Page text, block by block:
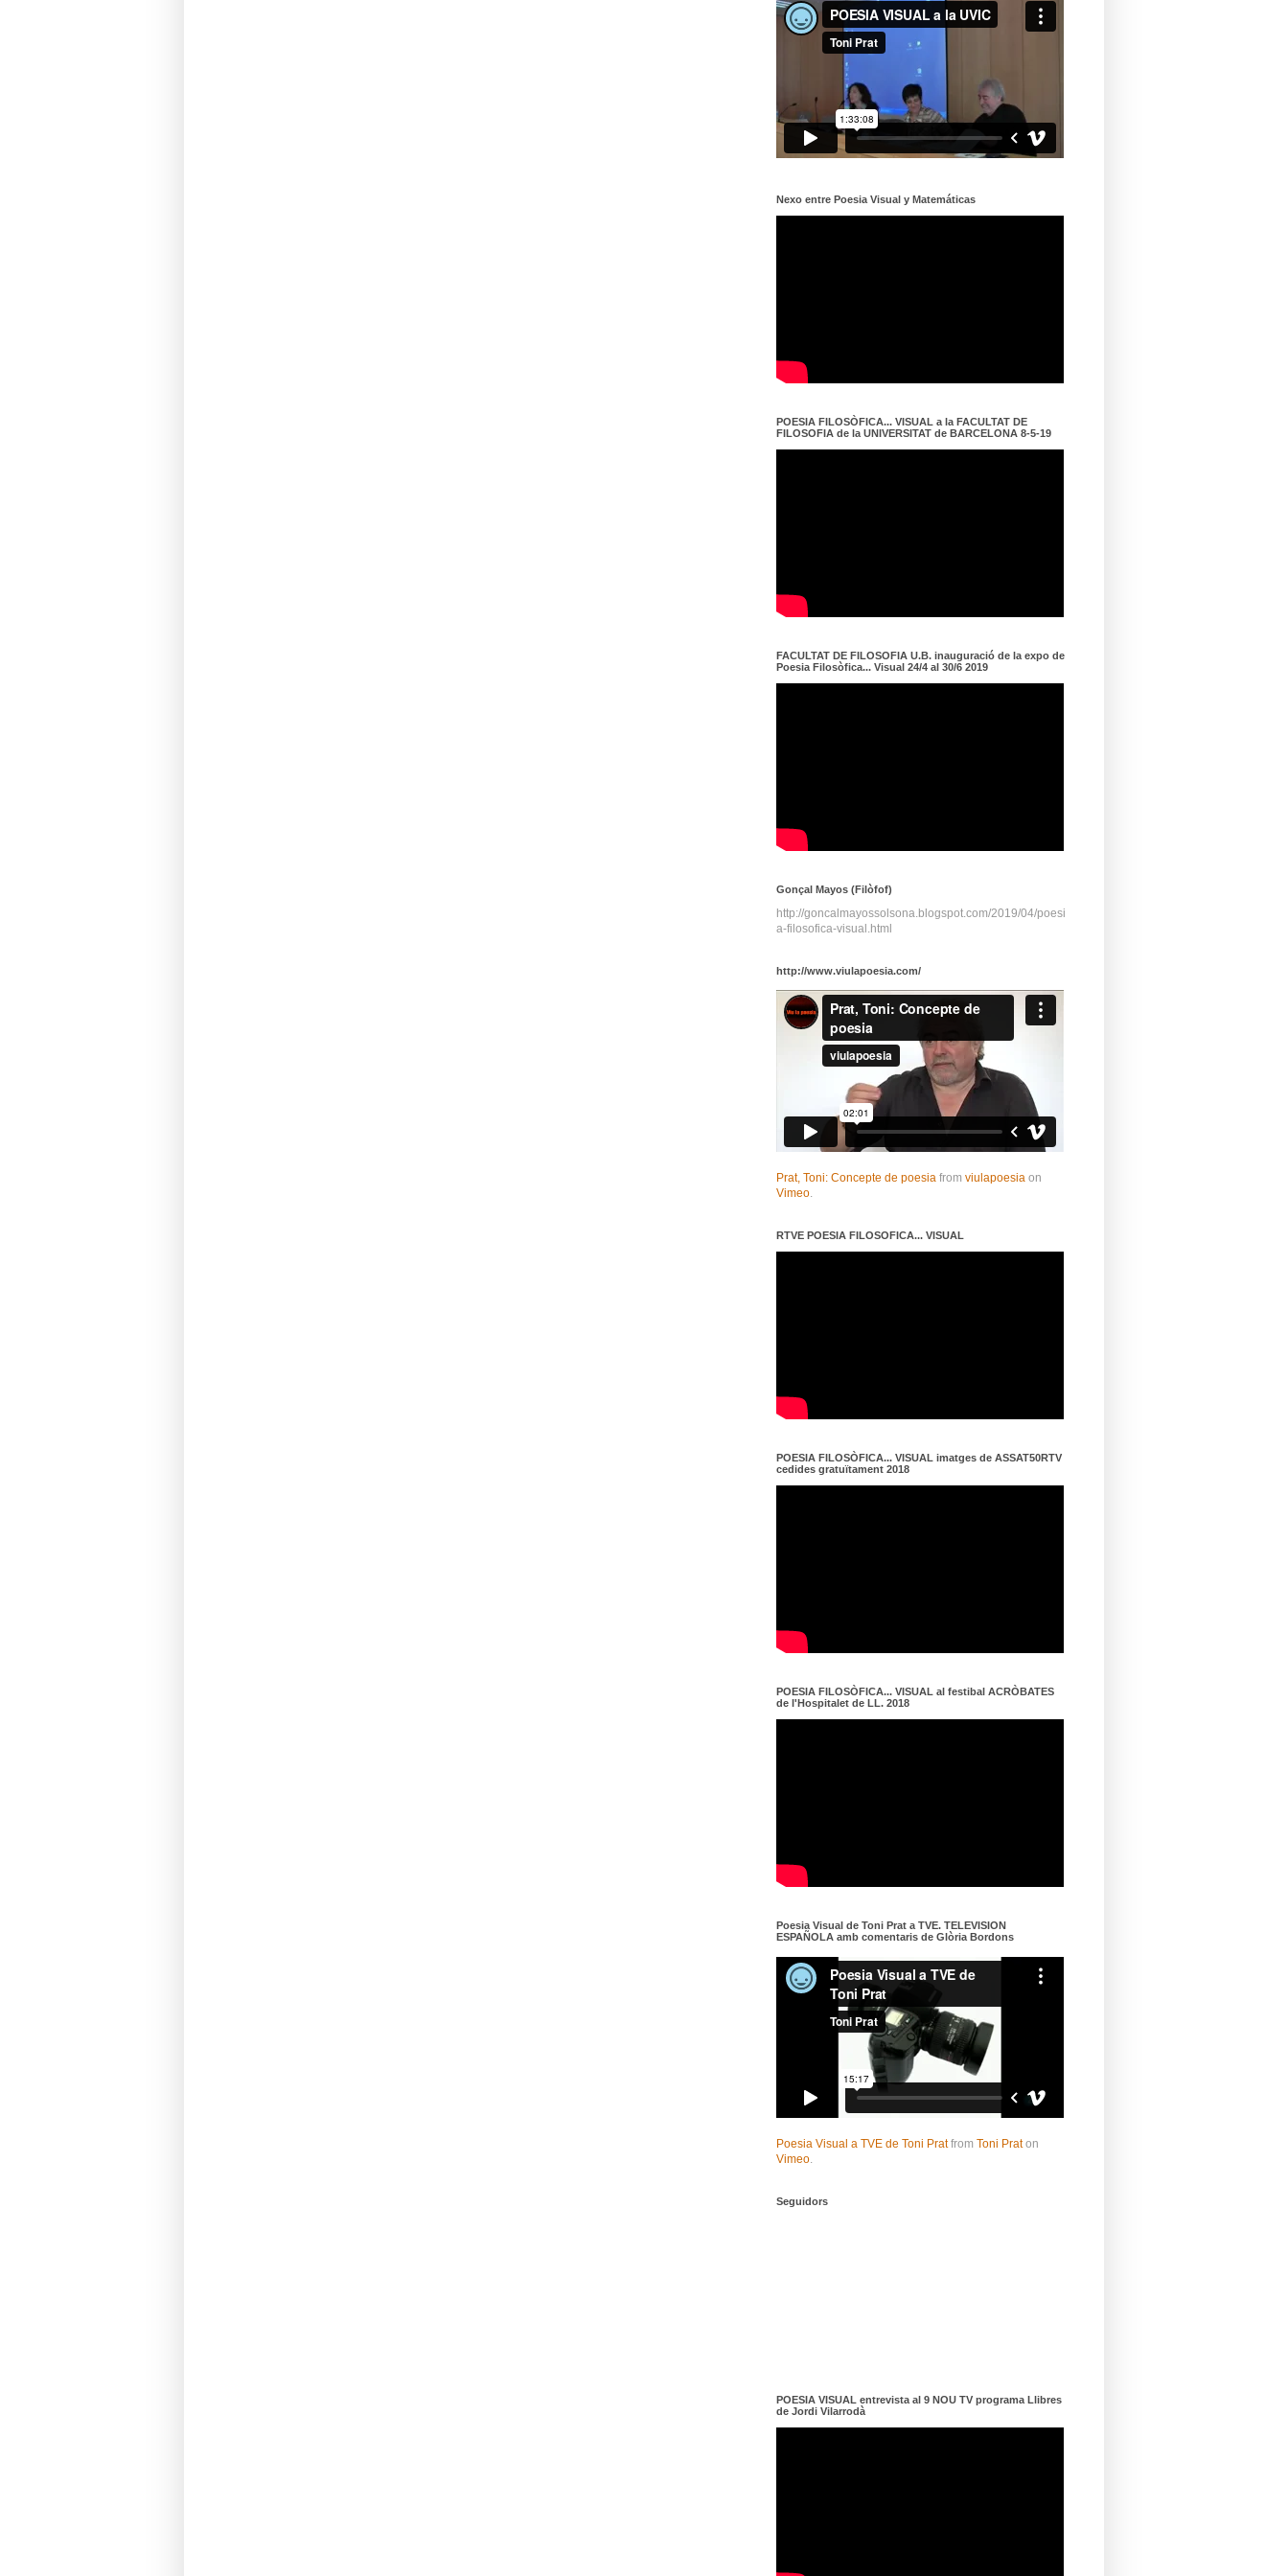
Nexo entre Poesia Visual y Matemáticas
POESIA FILOSÒFICA... VISUAL a la FACULTAT DE
FILOSOFIA de la UNIVERSITAT de BARCELONA 8-5-19
FACULTAT DE FILOSOFIA U.B. inauguració de la expo de
Poesia Filosòfica... Visual 24/4 al 30/6 2019
Gonçal Mayos (Filòfof)
http://goncalmayossolsona.blogspot.com/2019/04/poesi
a-filosofica-visual.html
http://www.viulapoesia.com/
Prat, Toni: Concepte de poesia from viulapoesia on
Vimeo.
RTVE POESIA FILOSOFICA... VISUAL
POESIA FILOSÒFICA... VISUAL imatges de ASSAT50RTV
cedides gratuïtament 2018
POESIA FILOSÒFICA... VISUAL al festibal ACRÒBATES
de l'Hospitalet de LL. 2018
Poesia Visual de Toni Prat a TVE. TELEVISION
ESPAÑOLA amb comentaris de Glòria Bordons
Poesia Visual a TVE de Toni Pratfrom Toni Praton
Vimeo.
Seguidors
POESIA VISUAL entrevista al 9 NOU TV programa Llibres
de Jordi Vilarrodà